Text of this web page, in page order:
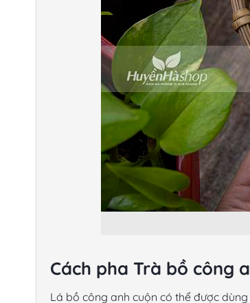
Cách pha Trà bồ công
Lá bồ công anh cuộn có thể được